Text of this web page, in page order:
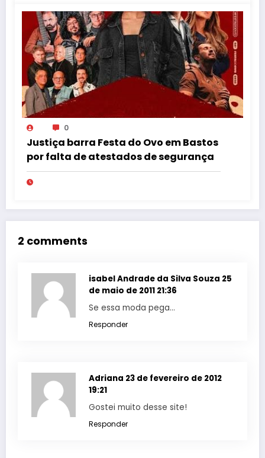
0
Justiça barra Festa do Ovo em Bastos
por falta de atestados de segurança
2 comments
isabel Andrade da Silva Souza 25
de maio de 2011 21:36
Se essa moda pega…
Responder
Adriana 23 de fevereiro de 2012
19:21
Gostei muito desse site!
Responder